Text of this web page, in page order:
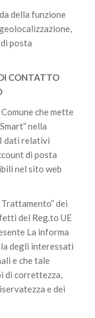
della funzione
posta
CONTATTO
che mette
nella
dati relativi
di posta
nel sito web
dei
del Reg.to UE
La informa
degli interessati
e che tale
di correttezza,
e dei